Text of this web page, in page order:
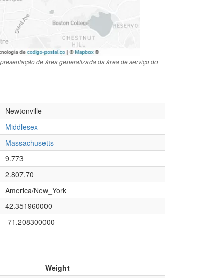
de área generalizada da área de serviço do
Newtonville
Middlesex
Massachusetts
9.773
2.807,70
America/New_York
42.351960000
-71.208300000
Weight